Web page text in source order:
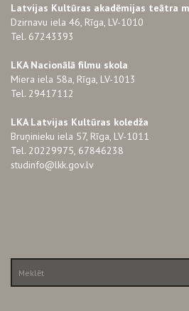
Latvijas Kultūras akadēmijas teātra
Dzirnavu iela 46, Rīga, LV-1010
Tel. 67243393
LKA Nacionālā filmu skola
Miera iela 58a, Rīga, LV-1013
Tel. 29417112
LKA Latvijas Kultūras koledža
Bruņinieku iela 57, Rīga, LV-1011
Tel. 20229975, 67846238
studinfo@lkk.gov.lv